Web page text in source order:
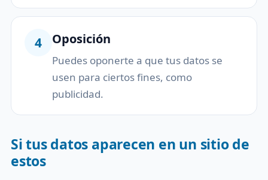
4 Oposición
Puedes oponerte a que tus datos se
usen para ciertos fines, como
publicidad.
Si tus datos aparecen en un sitio de
estos